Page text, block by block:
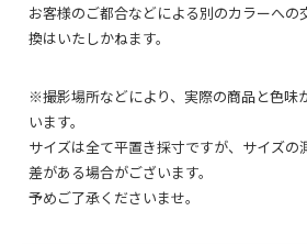
お客様のご都合などによる別のカラーへの
換はいたしかねます。
※撮影場所などにより、実際の商品と色味
います。
サイズは全て平置き採寸ですが、サイズの
差がある場合がございます。
予めご了承くださいませ。